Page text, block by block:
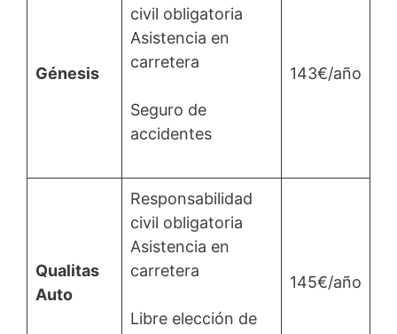
Génesis
civil obligatoria
Asistencia en
carretera
Seguro de
accidentes
143€/año
Qualitas
Auto
Responsabilidad
civil obligatoria
Asistencia en
carretera
Libre elección de
145€/año